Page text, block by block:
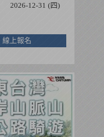
2026-12-31 (四)
線上報名